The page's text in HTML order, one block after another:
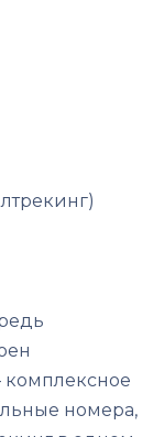
комплексное
номера,